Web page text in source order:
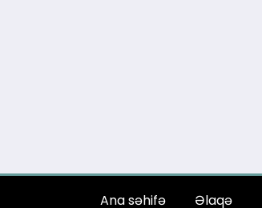
Ana səhifə Əlaqə